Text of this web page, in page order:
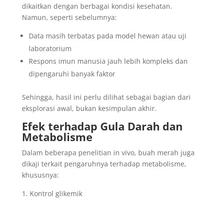
dikaitkan dengan berbagai kondisi kesehatan.
Namun, seperti sebelumnya:
Data masih terbatas pada model hewan atau uji
laboratorium
Respons imun manusia jauh lebih kompleks dan
dipengaruhi banyak faktor
Sehingga, hasil ini perlu dilihat sebagai bagian dari
eksplorasi awal, bukan kesimpulan akhir.
Efek terhadap Gula Darah dan
Metabolisme
Dalam beberapa penelitian in vivo, buah merah juga
dikaji terkait pengaruhnya terhadap metabolisme,
khususnya:
Kontrol glikemik